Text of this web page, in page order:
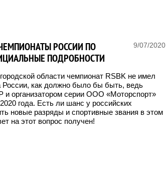
9/07/2020
РОССИИ ПО
ПОДРОБНОСТИ
области чемпионат RSBK не имел
России, как должно было бы быть, ведь
и организатором серии ООО «Моторспорт»
года. Есть ли шанс у российских
новые разряды и спортивные звания в этом
на этот вопрос получен!